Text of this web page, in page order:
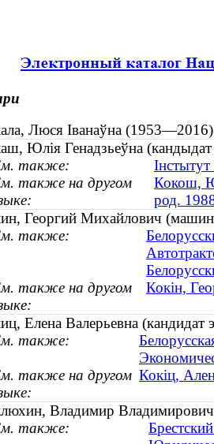
Люся Іванаўна
Юлія Генадзьеўна (кандыдат
также:
также на другом
Кокош,
род.
Георгий Михайлович
также:
также на другом
Кокін,
Елена Валерьевна (кандидат
также:
также на другом Кокіц,
Владимир
также: